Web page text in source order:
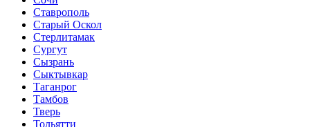
Ставрополь
Старый Оскол
Стерлитамак
Сургут
Сызрань
Сыктывкар
Таганрог
Тамбов
Тверь
Тольятти